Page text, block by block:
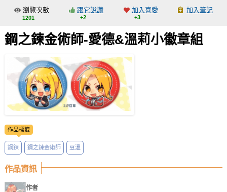
交流中心
攤位轉讓區
會員中心
註冊會員
登入
瀏覽次數
1201
跟它說讚
+2
加入喜愛
+3
加入筆記
鋼之鍊金術師-愛德&溫莉小徽章組
作品標籤
鋼鍊 鋼之鍊金術師 豆溫
作品資訊
作者